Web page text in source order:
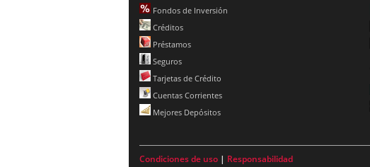
Fondos de Inversión
Créditos
Préstamos
Seguros
Tarjetas de Crédito
Cuentas Corrientes
Mejores Depósitos
Condiciones de uso | Responsabilidad